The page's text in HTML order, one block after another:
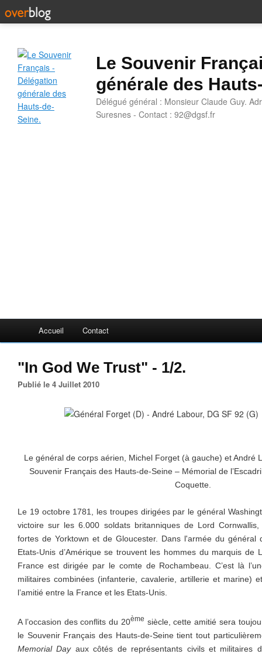
Le Souvenir
générale des
Délégué général : Monsieur Claude Guy.
Suresnes - Contact : 92@dgsf.fr
Accueil Contact
"In God We Trust" - 1/2.
Publié le 4 Juillet 2010
Le général de corps aérien, Michel Forget (à gauche) et André
Souvenir Français des Hauts-de-Seine – Mémorial de
Coquette.
Le 19 octobre 1781, les troupes dirigées par le général
victoire sur les 6.000 soldats britanniques de Lord
fortes de Yorktown et de Gloucester. Dans l'armée du
Etats-Unis d’Amérique se trouvent les hommes du marquis de
France est dirigée par le comte de Rochambeau. C’est là
militaires combinées (infanterie, cavalerie, artillerie et marine)
l’amitié entre la France et les Etats-Unis.
A l’occasion des conflits du 20ème siècle, cette amitié sera
le Souvenir Français des Hauts-de-Seine tient tout
Memorial Dayaux côtés de représentants civils et militaires